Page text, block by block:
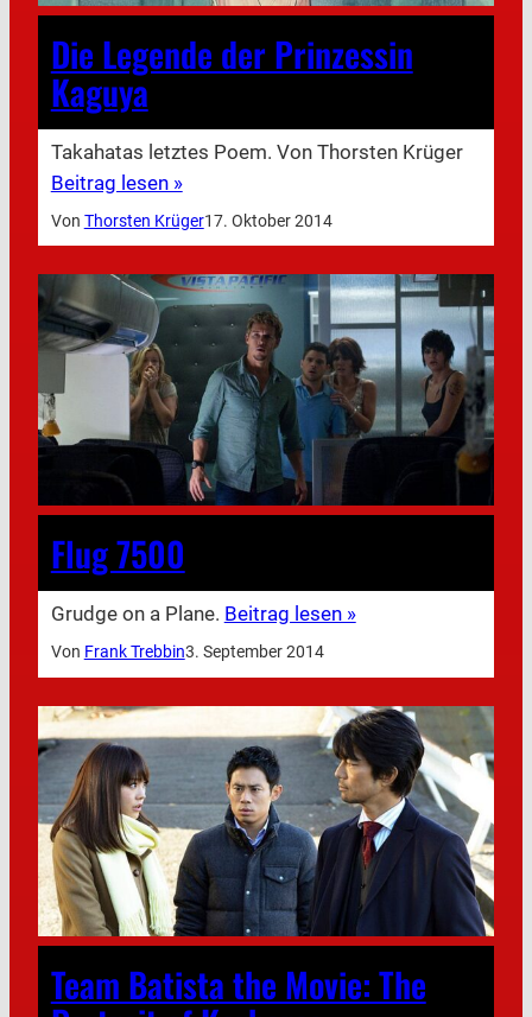
Die Legende der Prinzessin
Kaguya
Takahatas letztes Poem. Von Thorsten Krüger
Beitrag lesen »
Von Thorsten Krüger17. Oktober 2014
Flug 7500
Grudge on a Plane. Beitrag lesen »
Von Frank Trebbin3. September 2014
Team Batista the Movie: The